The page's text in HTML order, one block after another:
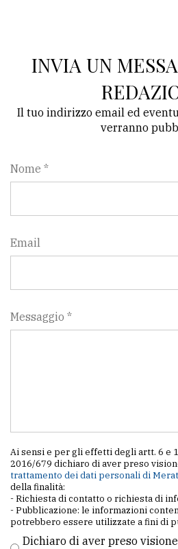
INVIA UN
Il tuo indirizzo email ed
verranno
Nome *
Email
Messaggio *
Ai sensi e per gli effetti degli artt. 6 e
2016/679 dichiaro di aver preso
trattamento dei dati personali di
della finalità:
- Richiesta di contatto o richiesta di
- Pubblicazione: le informazioni
potrebbero essere utilizzate a fini di
Dichiaro di aver preso